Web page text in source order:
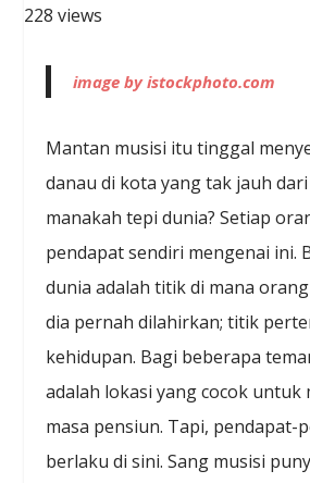
228 views
image by istockphoto.com
Mantan musisi itu tinggal
danau di kota yang tak jauh
manakah tepi dunia? Setiap
pendapat sendiri mengenai ini.
dunia adalah titik di mana
dia pernah dilahirkan; titik
kehidupan. Bagi beberapa
adalah lokasi yang cocok untuk
masa pensiun. Tapi, pendapat-
berlaku di sini. Sang musisi